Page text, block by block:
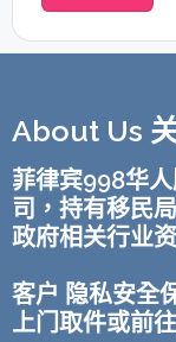
About Us
菲律宾998华
司，持有移民
政府相关行业
客户 隐私安全
上门取件或前